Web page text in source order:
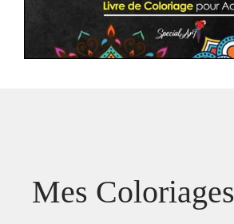
Mes Coloriages